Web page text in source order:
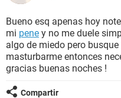
BIENESTAR
SEXUALIDAD
GLOSARIO
Bueno esq apenas hoy
mi pene y no me duele
algo de miedo pero
masturbarme entonces
gracias buenas noches !
Compartir